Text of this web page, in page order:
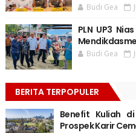
Budi Gea
PLN UP3
Budi Gea
BERITA TERPOPULER
Benefit Kuliah
Prospek Karir